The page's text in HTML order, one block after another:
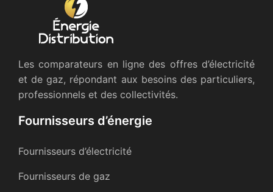
Les comparateurs en ligne des offres d’électricité
et de gaz, répondant aux besoins des particuliers,
professionnels et des collectivités.
Fournisseurs d’énergie
Fournisseurs d’électricité
Fournisseurs de gaz